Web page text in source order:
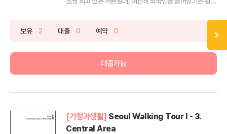
보유 2 대출 0 예약 0
대출가능
[가정과생활] Seoul Walking Tour I - 3.
Central Area